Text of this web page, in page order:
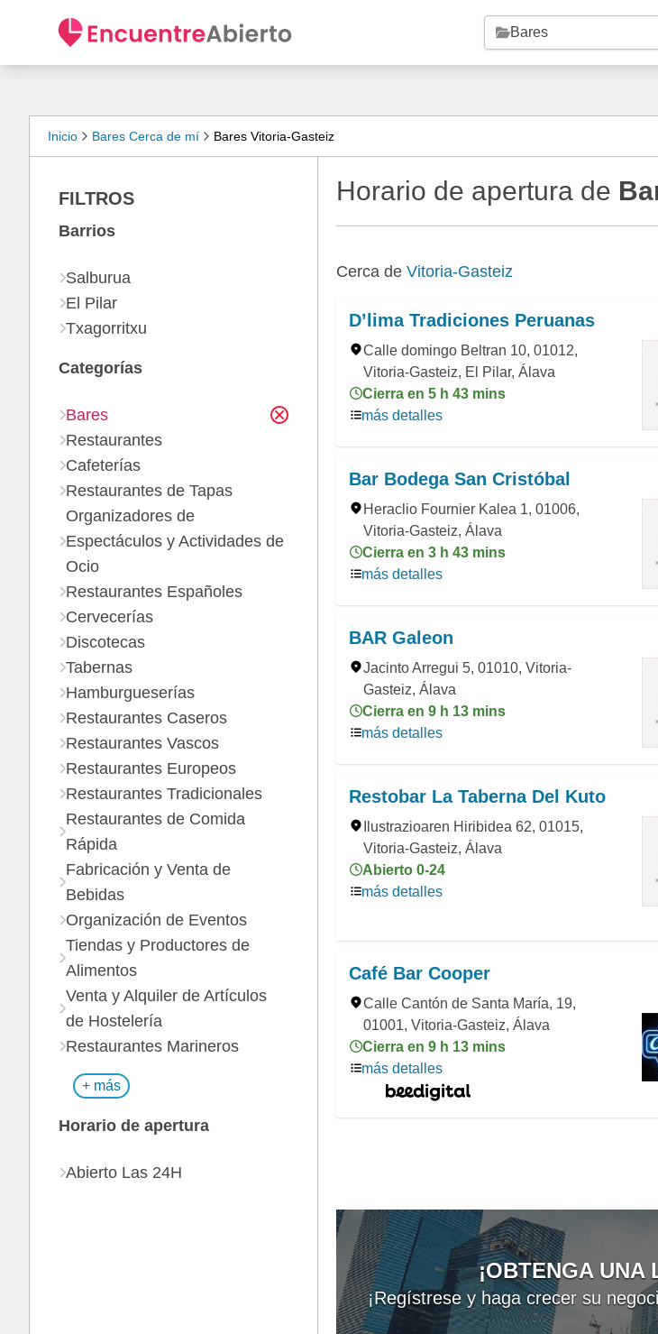
Inicio Bares Cerca de mí Bares Vitoria-Gasteiz
Horario de apertura de
Cerca de Vitoria-Gasteiz
D’lima Tradiciones Peruanas
Calle domingo Beltran 10, 01012,
Vitoria-Gasteiz, El Pilar, Álava
Cierra en 5 h 43 mins
más detalles
Bar Bodega San Cristóbal
Heraclio Fournier Kalea 1, 01006,
Vitoria-Gasteiz, Álava
Cierra en 3 h 43 mins
más detalles
BAR Galeon
Jacinto Arregui 5, 01010, Vitoria-
Gasteiz, Álava
Cierra en 9 h 13 mins
más detalles
Restobar La Taberna Del Kuto
Ilustrazioaren Hiribidea 62, 01015,
Vitoria-Gasteiz, Álava
Abierto 0-24
más detalles
Café Bar Cooper
Calle Cantón de Santa María, 19,
01001, Vitoria-Gasteiz, Álava
Cierra en 9 h 13 mins
más detalles
¡OBTENGA UNA
¡Regístrese y haga crecer su
FILTROS
Barrios
Salburua
El Pilar
Txagorritxu
Categorías
Bares
Restaurantes
Cafeterías
Restaurantes de Tapas
Organizadores de
Espectáculos y Actividades de
Ocio
Restaurantes Españoles
Cervecerías
Discotecas
Tabernas
Hamburgueserías
Restaurantes Caseros
Restaurantes Vascos
Restaurantes Europeos
Restaurantes Tradicionales
Restaurantes de Comida
Rápida
Fabricación y Venta de
Bebidas
Organización de Eventos
Tiendas y Productores de
Alimentos
Venta y Alquiler de Artículos
de Hostelería
Restaurantes Marineros
+ más
Horario de apertura
Abierto Las 24H